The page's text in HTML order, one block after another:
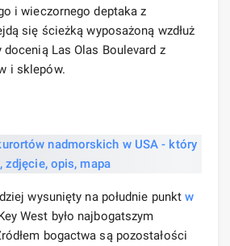
i wieczornego deptaka z
się ścieżką wyposażoną wzdłuż
docenią Las Olas Boulevard z
i sklepów.
wysunięty na południe punktw
West było najbogatszym
bogactwa są pozostałości